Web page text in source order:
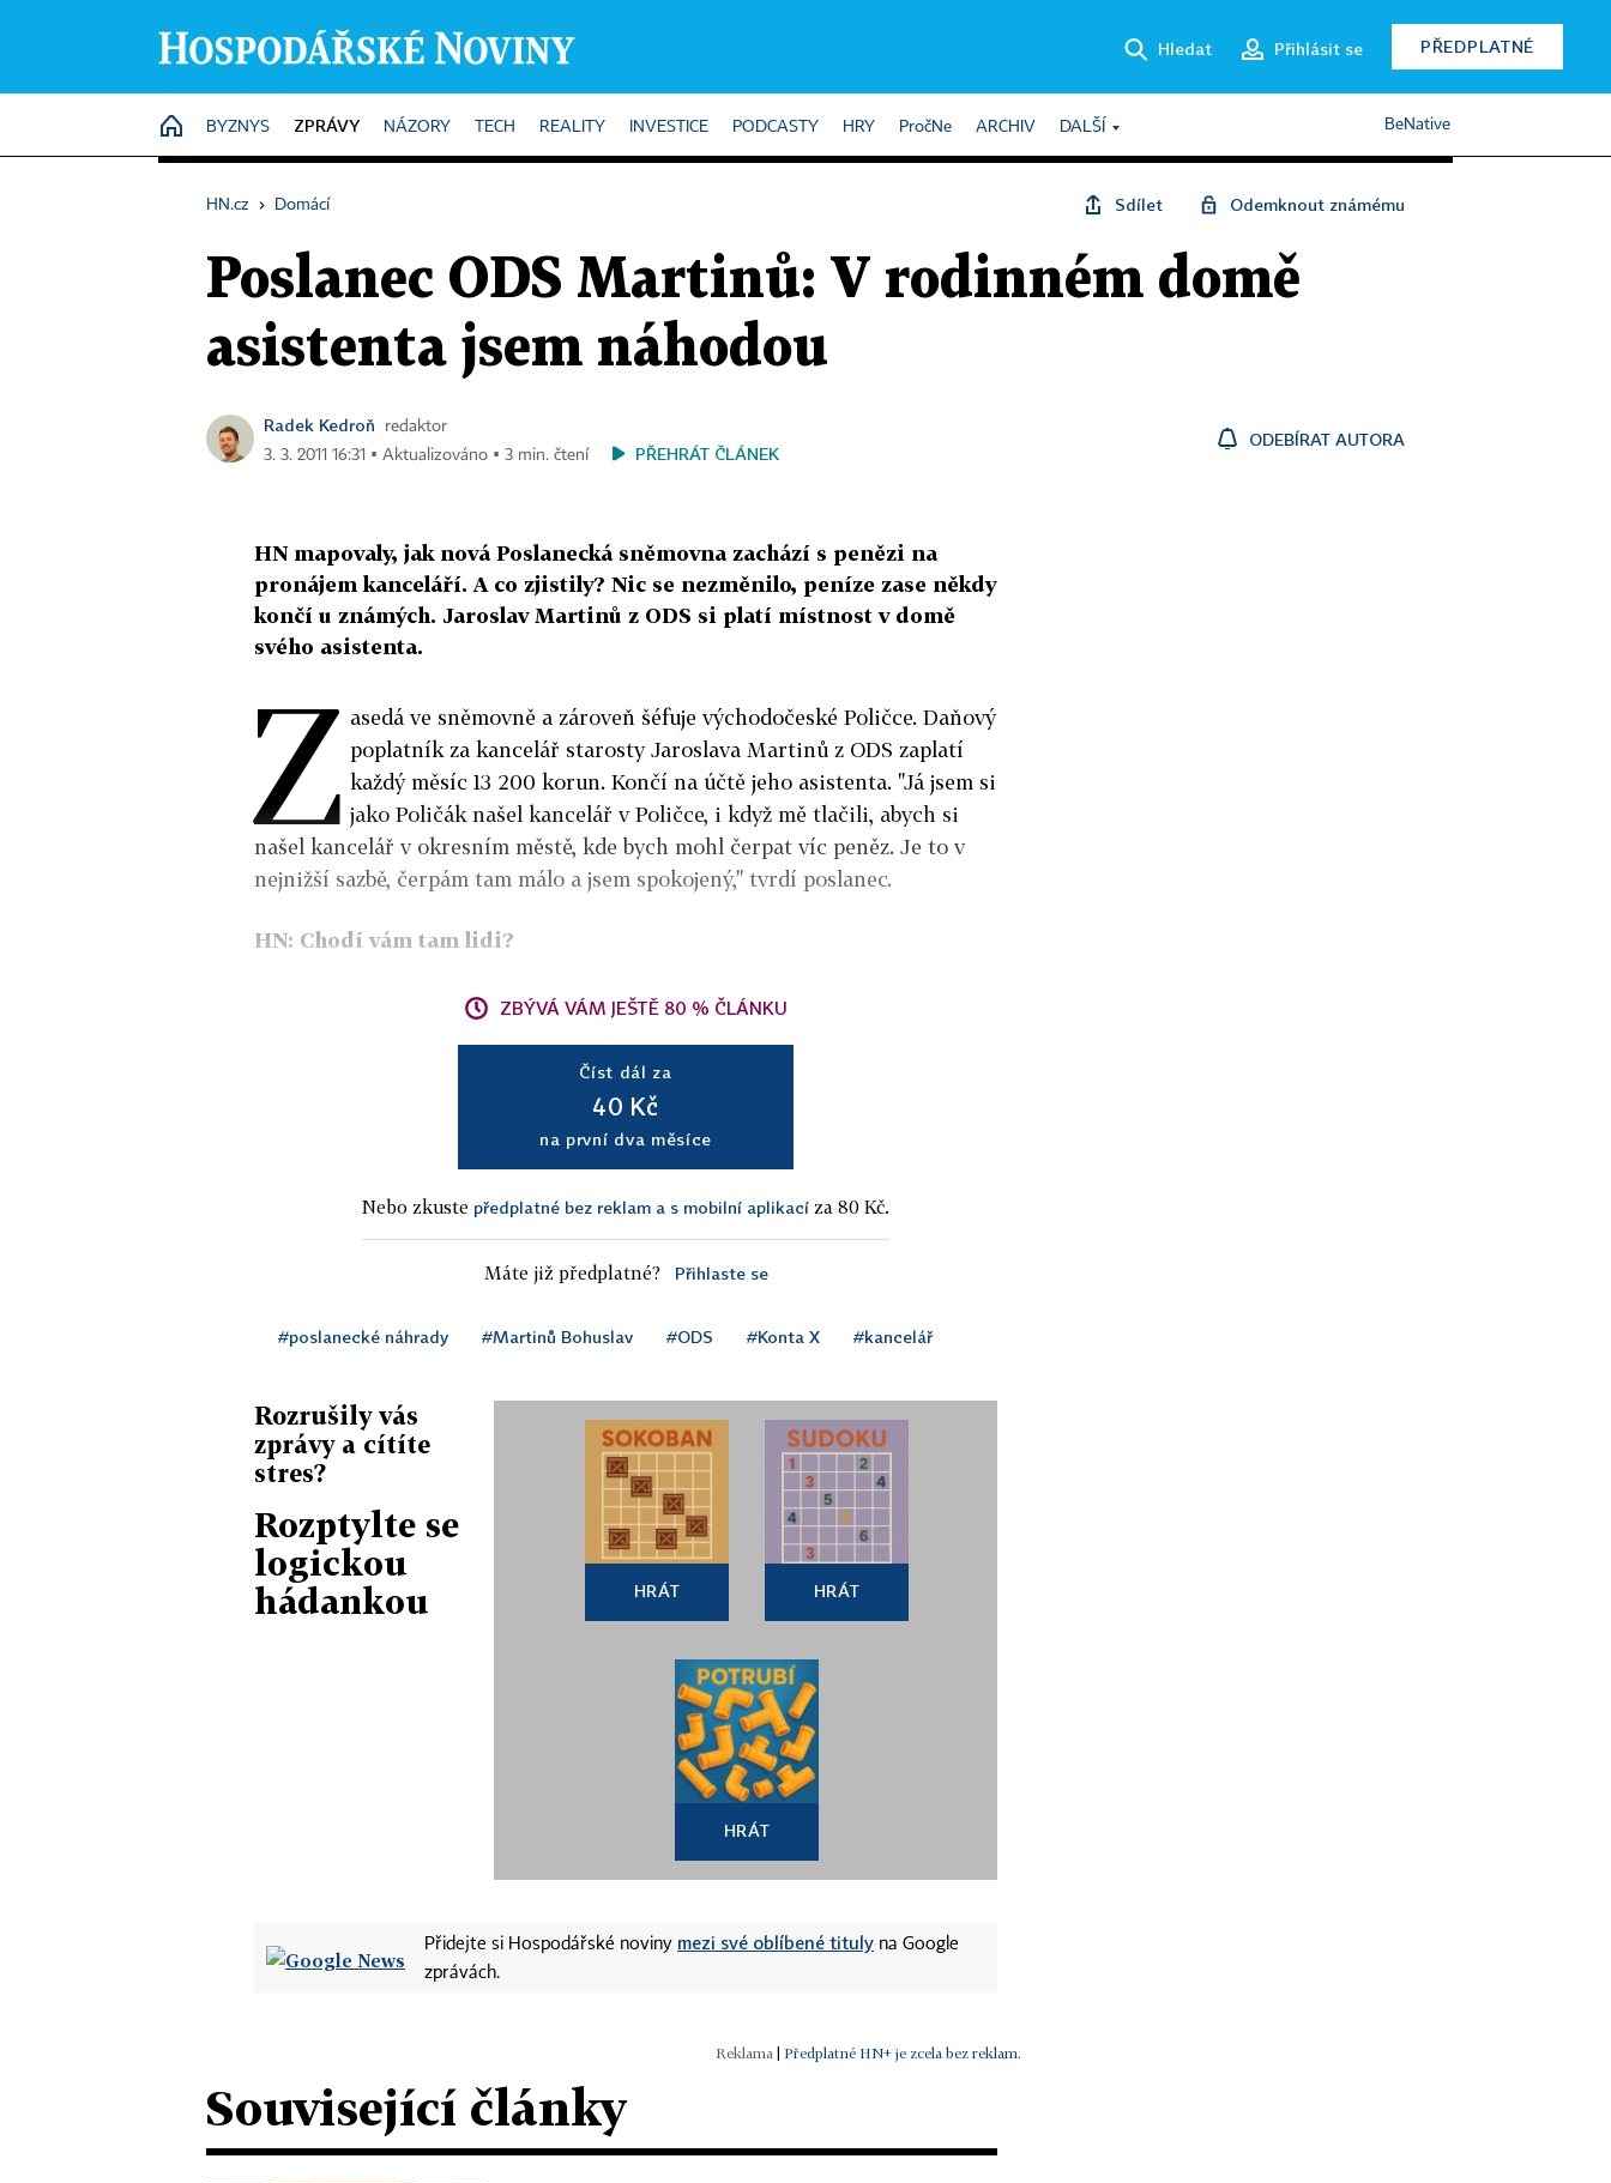
Hledat Přihlásit se PŘEDPLATNÉ
HOME
BYZNYS ZPRÁVY NÁZORY TECH REALITY INVESTICE PODCASTY HRY PročNe ARCHIV DALŠÍ BeNative
HN.cz › Domácí Sdílet Odemknout známému
Poslanec ODS Martinů: V rodinném domě
asistenta jsem náhodou
Radek Kedroň
redaktor
3. 3. 2011 16:31 ▪ Aktualizováno ▪ 3 min. čtení
PŘEHRÁT ČLÁNEK
ODEBÍRAT AUTORA
HN mapovaly, jak nová Poslanecká sněmovna zachází s penězi na
pronájem kanceláří. A co zjistily? Nic se nezměnilo, peníze zase někdy
končí u známých. Jaroslav Martinů z ODS si platí místnost v domě
svého asistenta.
Z asedá ve sněmovně a zároveň šéfuje východočeské Poličce. Daňový
poplatník za kancelář starosty Jaroslava Martinů z ODS zaplatí
každý měsíc 13 200 korun. Končí na účtě jeho asistenta. "Já jsem si
jako Poličák našel kancelář v Poličce, i když mě tlačili, abych si
našel kancelář v okresním městě, kde bych mohl čerpat víc peněz. Je to v
nejnižší sazbě, čerpám tam málo a jsem spokojený," tvrdí poslanec.
HN: Chodí vám tam lidi?
ZBÝVÁ VÁM JEŠTĚ 80 % ČLÁNKU
Číst dál za
40 Kč
na první dva měsíce
Nebo zkuste předplatné bez reklam a s mobilní aplikací za 80 Kč.
Máte již předplatné? Přihlaste se
#poslanecké náhrady #Martinů Bohuslav #ODS #Konta X #kancelář
Rozrušily vás
zprávy a cítíte
stres?
Rozptylte se
logickou
hádankou
HRÁT HRÁT
HRÁT
Přidejte si Hospodářské noviny mezi své oblíbené tituly na Google
zprávách.
Předplatné HN+ je zcela bez reklam.
Související články